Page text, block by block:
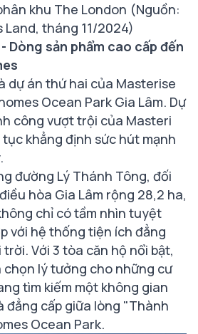
khu The London (Nguồn:
Land, tháng 11/2024)
Dòng sản phẩm cao cấp đến
dự án thứ hai của Masterise
Ocean Park Gia Lâm. Dự
công vượt trội của Masteri
khẳng định sức hút mạnh
đường Lý Thánh Tông, đối
hòa Gia Lâm rộng 28,2 ha,
chỉ có tầm nhìn tuyệt
với hệ thống tiện ích đẳng
Với 3 tòa căn hộ nổi bật,
chọn lý tưởng cho những cư
tìm kiếm một không gian
đẳng cấp giữa lòng "Thành
Ocean Park.